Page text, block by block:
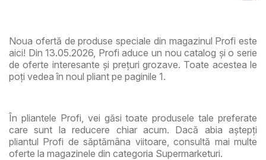
Noua ofertă de produse speciale din magazinul Profi este
aici! Din 13.05.2026, Profi aduce un nou catalog și o serie
de oferte interesante și prețuri grozave. Toate acestea le
poți vedea în noul pliant pe paginile 1.
În pliantele Profi, vei găsi toate produsele tale preferate
care sunt la reducere chiar acum. Dacă abia aștepți
pliantul Profi de săptămâna viitoare, consultă mai multe
oferte la magazinele din categoria Supermarketuri.